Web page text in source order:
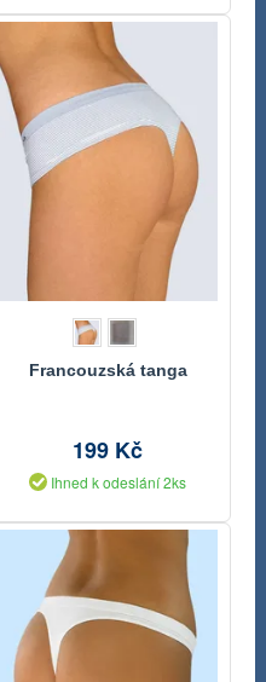
Francouzská tanga
199 Kč
Ihned k odeslání 2ks